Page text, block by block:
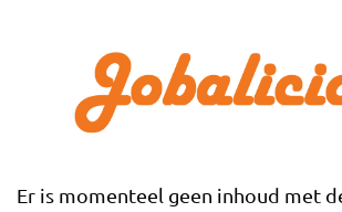
Er is momenteel geen inhoud met